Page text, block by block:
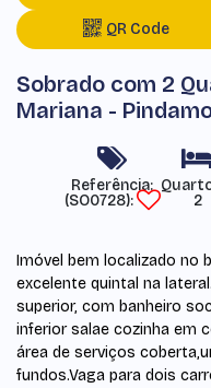
QR Code
Sobrado com 2
Mariana -
Referência:
(SO0728)
2
Imóvel bem localizado no
excelente quintal na
superior, com banheiro
inferior salae cozinha em
área de serviços
fundos.Vaga para dois